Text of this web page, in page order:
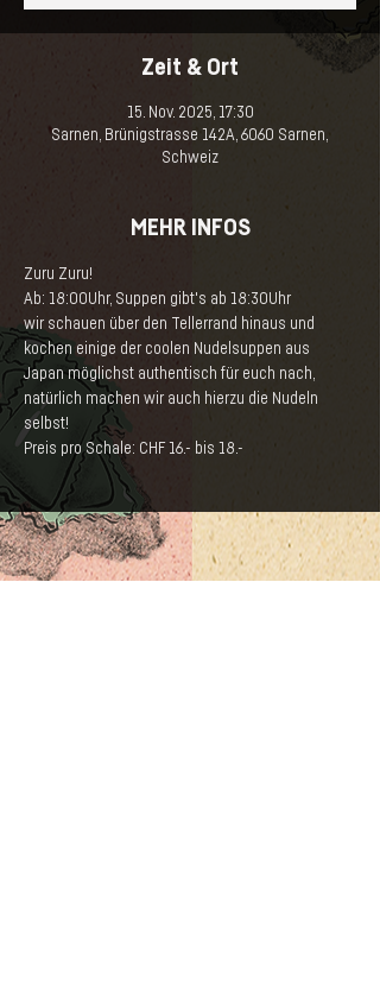
Zeit & Ort
15. Nov. 2025, 17:30
Sarnen, Brünigstrasse 142A, 6060 Sarnen,
Schweiz
MEHR INFOS
Zuru Zuru!
Ab: 18:00Uhr, Suppen gibt's ab 18:30Uhr
wir schauen über den Tellerrand hinaus und
kochen einige der coolen Nudelsuppen aus
Japan möglichst authentisch für euch nach,
natürlich machen wir auch hierzu die Nudeln
selbst!
Preis pro Schale: CHF 16.- bis 18.-